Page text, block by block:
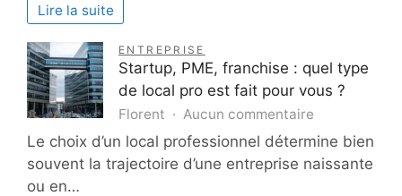
SEO
Lire la suite
ENTREPRISE
Startup, PME, franchise : quel type
de local pro est fait pour vous ?
Florent Aucun commentaire
Startup,
PME,
franchise
Le choix d’un local professionnel détermine bien
souvent la trajectoire d’une entreprise naissante
ou en…